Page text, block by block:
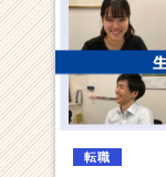
転職